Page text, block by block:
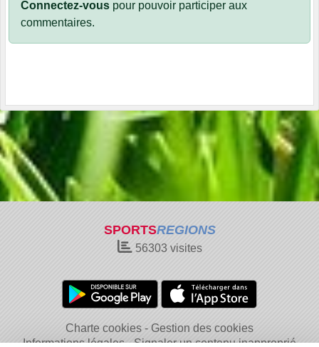
Connectez-vous pour pouvoir participer aux
commentaires.
SPORTSREGIONS
56303visites
Charte cookies
Gestion des cookies
Informations légales
Signaler un contenu inapproprié